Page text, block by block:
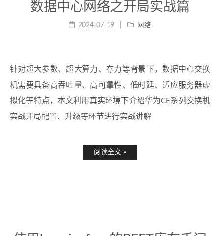
数据中心网络之开局实战篇
2024-07-19 网络
针对超大参数、超大算力、存力等背景下，数据中心交换
机需要具备高吞吐量、高可靠性、低时延、适应服务器虚
拟化等特点，本文利用真实环境下介绍华为CE系列交换机
实战开局配置、升级等环节进行实战讲解
阅读全文 »